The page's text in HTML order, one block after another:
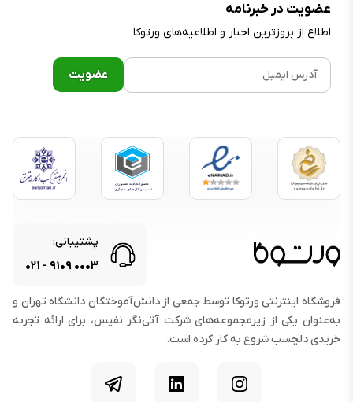
عضویت در خبرنامه
اطلاع از بروز‌ترین اخبار و اطلاعیه‌های ورتوکا
پشتیبانی:
۰۰۰۳ ۹۱۰۹ - ۰۲۱
فروشگاه اینترنتی ورتوکا توسط جمعی از دانش‌آموختگان دانشگاه تهران و
به‌عنوان یکی از زیرمجموعه‌های شرکت آتی‌نگر نفیس، برای ارائه تجربه
خریدی دلچسب شروع به کار کرده است.
اینستاگرام لینکدین